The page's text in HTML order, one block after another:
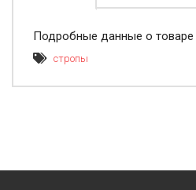
Подробные данные о товаре
стропы